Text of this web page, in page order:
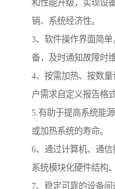
和性能升级，实现设
销、系统经济性。
3、软件操作界面简
备，及时通知故障时维
4、按需加热、按数
户需求自定义报告格式
5.有助于提高系统能
或加热系统的寿命。
6、通过计算机、通
系统模块化硬件结构
7、稳定可靠的设备